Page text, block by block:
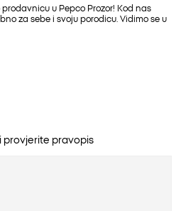
u Pepco Prozor! Kod nas
za sebe i svoju porodicu. Vidimo se u
provjerite pravopis